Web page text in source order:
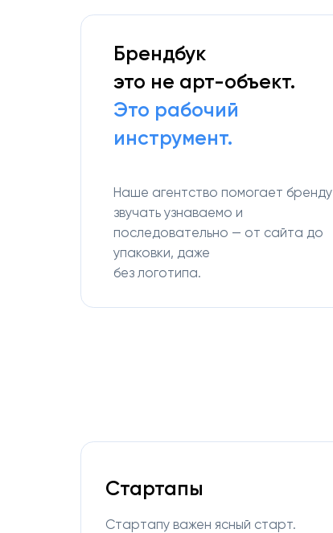
Брендбук
это не арт-объект.
Это рабочий
инструмент.
Наше агентство помогает бренду
звучать узнаваемо и
последовательно — от сайта до
упаковки, даже
без логотипа.
Стартапы
Стартапу важен ясный старт.